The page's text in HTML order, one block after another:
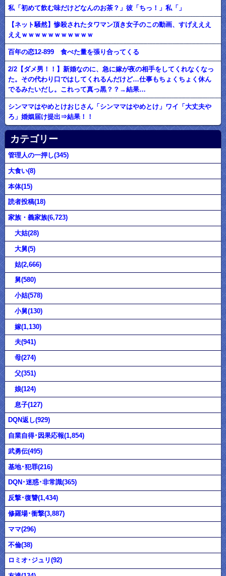
私「初めて飲む味だけどなんのお茶？」彼「ちっ！」私「」
【ネット騒然】惨殺されたタワマン頂き女子のこの動画、すげえええ
ええｗｗｗｗｗｗｗｗｗｗｗ
百年の恋12-899 食べた量を張り合ってくる
2/2【ダメ男！！】新婚なのに、急に嫁が夜の相手をしてくれなくなっ
た。その代わり口ではしてくれるんだけど…仕事もちょくちょく休ん
でるみたいだし。これって真っ黒？？→結果…
シンママはやめとけおじさん「シンママはやめとけ」ワイ「大丈夫や
ろ」婚姻届け提出⇒結果！！
カテゴリー
管理人の一押し(345)
大食い(8)
本体(15)
読者投稿(18)
家族・義家族(6,723)
大姑(28)
大舅(5)
姑(2,666)
舅(580)
小姑(578)
小舅(130)
嫁(1,130)
夫(941)
母(274)
父(351)
娘(124)
息子(127)
DQN返し(929)
自業自得･因果応報(1,854)
武勇伝(495)
基地･犯罪(216)
DQN･迷惑･非常識(365)
反撃･復讐(1,434)
修羅場･衝撃(3,887)
ママ(296)
不倫(38)
ロミオ･ジュリ(92)